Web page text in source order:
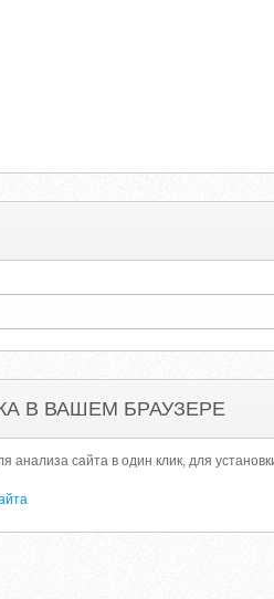
В ВАШЕМ БРАУЗЕРЕ
анализа сайта в один клик, для